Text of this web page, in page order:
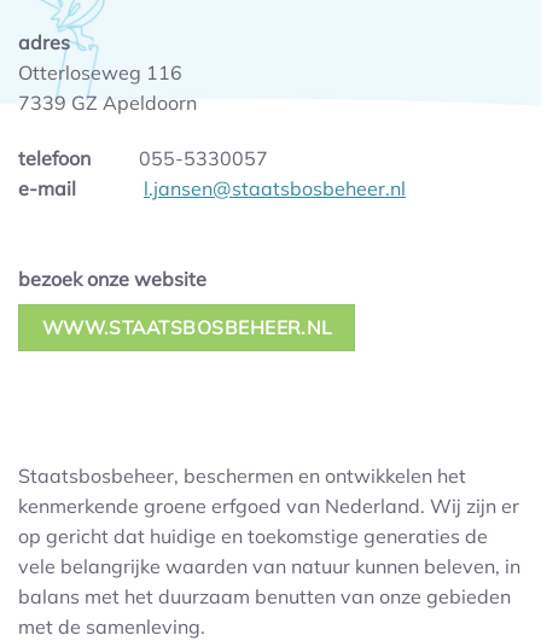
adres
Otterloseweg 116
7339 GZ Apeldoorn
telefoon
055-5330057
e-mail
l.jansen@staatsbosbeheer.nl
bezoek onze website
WWW.STAATSBOSBEHEER.NL
Staatsbosbeheer, beschermen en ontwikkelen het
kenmerkende groene erfgoed van Nederland. Wij zijn er
op gericht dat huidige en toekomstige generaties de
vele belangrijke waarden van natuur kunnen beleven, in
balans met het duurzaam benutten van onze gebieden
met de samenleving.